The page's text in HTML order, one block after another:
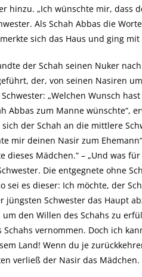
hinzu. „Ich wünschte mir, dass
Als Schah Abbas die
sich das Haus und ging
der Schah seinen Nuker
der, von seinen Nasiren
„Welchen Wunsch
Abbas zum Manne wünschte“,
der Schah an die mittlere
mir deinen Nasir zum
dieses Mädchen.“ – „Und was
Die entgegnete ohne
sei es dieser: Ich möchte, der
jüngsten Schwester das Haupt
den Willen des Schahs zu
Schahs vernommen. Doch ich
Land! Wenn du je
verließ der Nasir das Mädchen.